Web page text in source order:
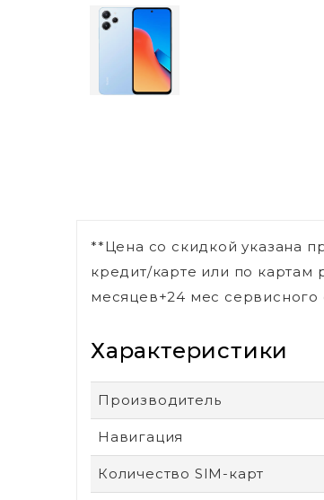
**Цена со скидкой указана
кредит/карте или по картам
месяцев+24 мес сервисного
Характеристики
Производитель
Навигация
Количество SIM-карт